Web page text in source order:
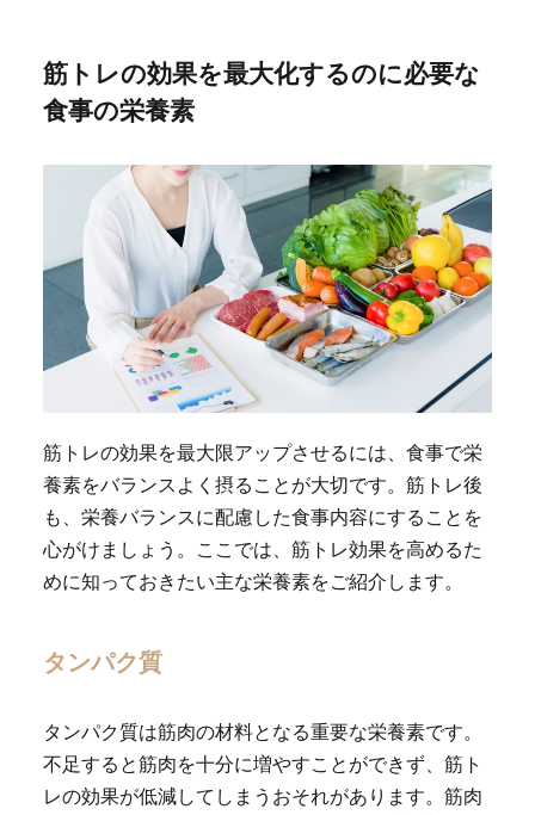
筋トレの効果を最大化するのに必要な
食事の栄養素
筋トレの効果を最大限アップさせるには、食事で栄
養素をバランスよく摂ることが大切です。筋トレ後
も、栄養バランスに配慮した食事内容にすることを
心がけましょう。ここでは、筋トレ効果を高めるた
めに知っておきたい主な栄養素をご紹介します。
タンパク質
タンパク質は筋肉の材料となる重要な栄養素です。
不足すると筋肉を十分に増やすことができず、筋ト
レの効果が低減してしまうおそれがあります。筋肉